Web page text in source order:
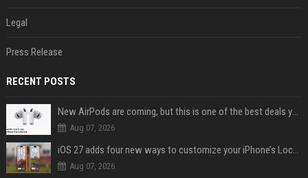
Legal
Press Release
RECENT POSTS
New AirPods are coming, but this is one of the best deals yet on AirPods Pro 3
Aug 07, 2026
iOS 27 adds four new ways to customize your iPhone’s Lock Screen
Aug 07, 2026